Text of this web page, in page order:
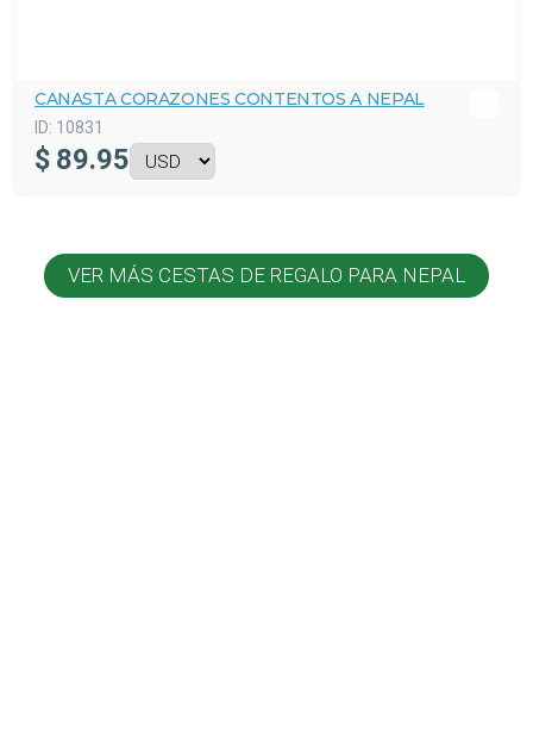
CANASTA CORAZONES CONTENTOS A NEPAL
ID: 10831
$ 89.95
VER MÁS CESTAS DE REGALO PARA NEPAL